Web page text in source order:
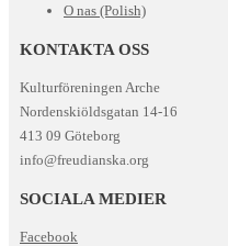
O nas (Polish)
KONTAKTA OSS
Kulturföreningen Arche
Nordenskiöldsgatan 14-16
413 09 Göteborg
info@freudianska.org
SOCIALA MEDIER
Facebook